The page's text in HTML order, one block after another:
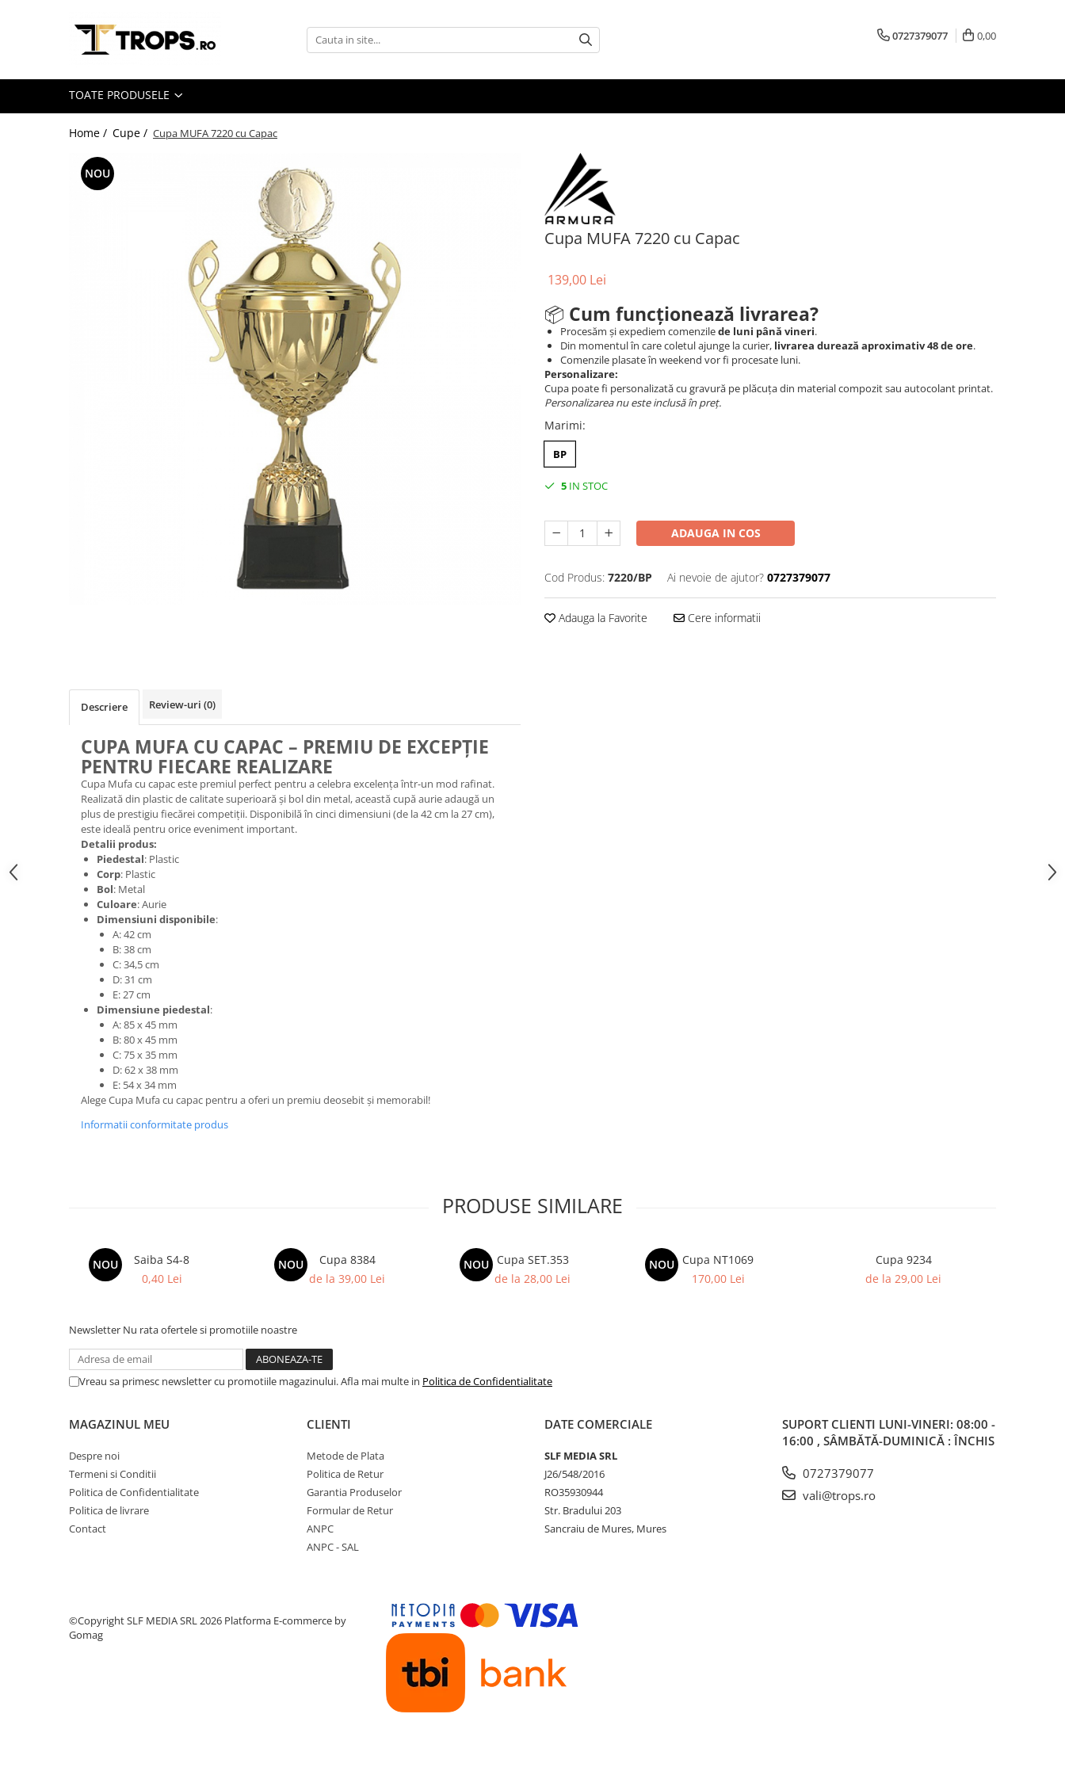
Toate Produsele
Medalii Tematice
Medalii Non-Tematice
Accesorii Medalii
Snur Medalie
Medalii Personalizate
Personalizari Medalii
Suport medalii
Trofee Acril
Trofee Rasina
Personalizari Trofee
Cutii de Prezentare , Mape
Figurine Rasina
Produse Personalizate
Trofee Personalizate
Tematica Tricolor
Columbofili
0727379077 0,00
TOATE PRODUSELE
Home / Cupe / Cupa MUFA 7220 cu Capac
Cupa MUFA 7220 cu Capac
NOU
139,00 Lei
📦 Cum funcționează livrarea?
Procesăm și expediem comenzilede luni până vineri.
Din momentul în care coletul ajunge la curier, livrarea durează aproximativ 48 de ore.
Comenzile plasate în weekend vor fi procesate luni.
Personalizare:
Cupa poate fi personalizată cu gravură pe plăcuța din material compozit sau autocolant printat.
Personalizarea nu este inclusă în preț.
Marimi:
BP
5 IN STOC
ADAUGA IN COS
Cod Produs: 7220/BP Ai nevoie de ajutor? 0727379077
Adauga la Favorite Cere informatii
Descriere Review-uri (0)
CUPA MUFA CU CAPAC – PREMIU DE EXCEPȚIE
PENTRU FIECARE REALIZARE
Cupa Mufa cu capac este premiul perfect pentru a celebra excelența într-un mod rafinat.
Realizată din plastic de calitate superioară și bol din metal, această cupă aurie adaugă un
plus de prestigiu fiecărei competiții. Disponibilă în cinci dimensiuni (de la 42 cm la 27 cm),
este ideală pentru orice eveniment important.
Detalii produs:
Piedestal: Plastic
Corp: Plastic
Bol: Metal
Culoare: Aurie
Dimensiuni disponibile:
A: 42 cm
B: 38 cm
C: 34,5 cm
D: 31 cm
E: 27 cm
Dimensiune piedestal:
A: 85 x 45 mm
B: 80 x 45 mm
C: 75 x 35 mm
D: 62 x 38 mm
E: 54 x 34 mm
Alege Cupa Mufa cu capac pentru a oferi un premiu deosebit și memorabil!
Informatii conformitate produs
PRODUSE SIMILARE
NOU
Saiba S4-8
0,40 Lei
NOU
Cupa 8384
de la 39,00 Lei
NOU
Cupa SET.353
de la 28,00 Lei
NOU Cupa NT1069
170,00 Lei
Cupa 9234
de la 29,00 Lei
Newsletter Nu rata ofertele si promotiile noastre
Vreau sa primesc newsletter cu promotiile magazinului. Afla mai multe in Politica de Confidentialitate
MAGAZINUL MEU
Despre noi
Termeni si Conditii
Politica de Confidentialitate
Politica de livrare
Contact
CLIENTI
Metode de Plata
Politica de Retur
Garantia Produselor
Formular de Retur
ANPC
ANPC - SAL
DATE COMERCIALE
SLF MEDIA SRL
J26/548/2016
RO35930944
Str. Bradului 203
Sancraiu de Mures, Mures
SUPORT CLIENTI LUNI-VINERI: 08:00 -
16:00 , SÂMBĂTĂ-DUMINICĂ : ÎNCHIS
0727379077
vali@trops.ro
©Copyright SLF MEDIA SRL 2026 Platforma E-commerce by
Gomag